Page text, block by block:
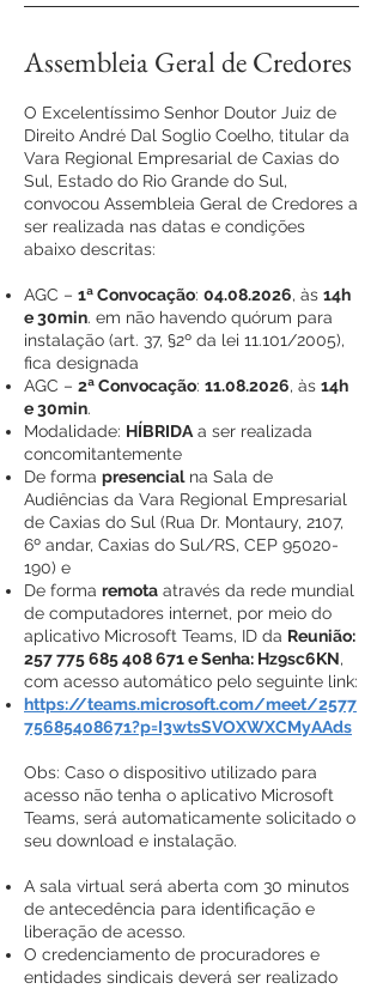
Assembleia Geral de Credores
O Excelentíssimo Senhor Doutor Juiz de
Direito André Dal Soglio Coelho, titular da
Vara Regional Empresarial de Caxias do
Sul, Estado do Rio Grande do Sul,
convocou Assembleia Geral de Credores a
ser realizada nas datas e condições
abaixo descritas:
AGC – 1ª Convocação: 04.08.2026, às 14h
e 30min. em não havendo quórum para
instalação (art. 37, §2º da lei 11.101/2005),
fica designada
AGC – 2ª Convocação: 11.08.2026, às 14h
e 30min.
Modalidade: HÍBRIDA a ser realizada
concomitantemente
De forma presencialna Sala de
Audiências da Vara Regional Empresarial
de Caxias do Sul (Rua Dr. Montaury, 2107,
6º andar, Caxias do Sul/RS, CEP 95020-
190) e
De forma remota através da rede mundial
de computadores internet, por meio do
aplicativo Microsoft Teams, ID da Reunião:
257 775 685 408 671e Senha: Hz9sc6KN,
com acesso automático pelo seguinte link:
https://teams.microsoft.com/meet/2577
75685408671?p=I3wtsSVOXWXCMyAAds
Obs: Caso o dispositivo utilizado para
acesso não tenha o aplicativo Microsoft
Teams, será automaticamente solicitado o
seu download e instalação.
A sala virtual será aberta com 30 minutos
de antecedência para identificação e
liberação de acesso.
O credenciamento de procuradores e
entidades sindicais deverá ser realizado